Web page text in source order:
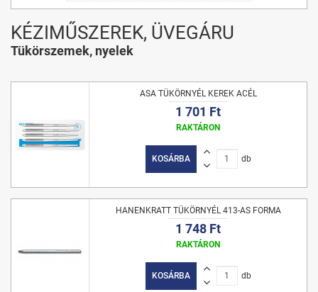
KÉZIMŰSZEREK, ÜVEGÁRU
Tükörszemek, nyelek
ASA TÜKÖRNYÉL KEREK ACÉL
1 701 Ft
RAKTÁRON
KOSÁRBA db
HANENKRATT TÜKÖRNYÉL 413-AS FORMA
1 748 Ft
RAKTÁRON
KOSÁRBA db